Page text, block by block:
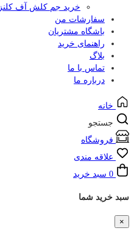
خرید جم کلش آف کلنز
سفارشات من
باشگاه مشتریان
راهنمای خرید
بلاگ
تماس با ما
درباره ما
خانه
جستجو
فروشگاه
علاقه مندی
0 سبد خرید
سبد خرید شما
×